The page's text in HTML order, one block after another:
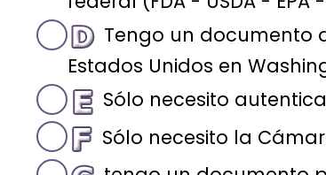
Tengo un documento
Estados Unidos en
Sólo necesito
Sólo necesito la